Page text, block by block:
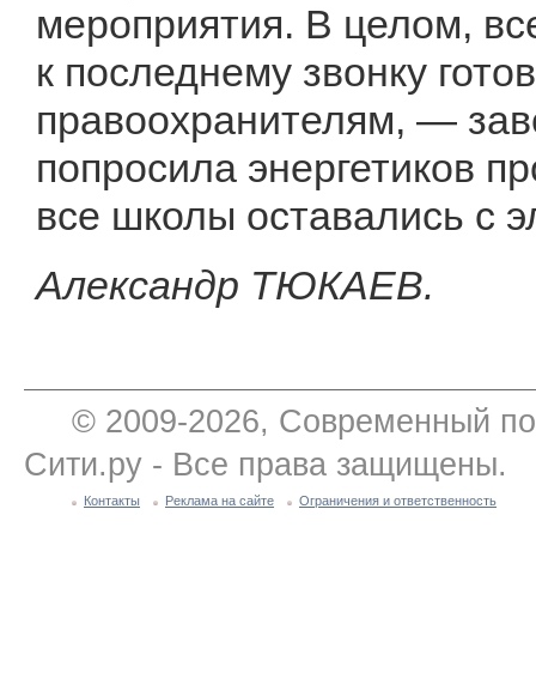
мероприятия. В целом,
к последнему звонку
правоохранителям, —
попросила энергетиков
все школы оставались с
Александр ТЮКАЕВ.
© 2009-2026, Современный
Сити.ру - Все права защищены.
Контакты Реклама на сайте Ограничения и ответственность